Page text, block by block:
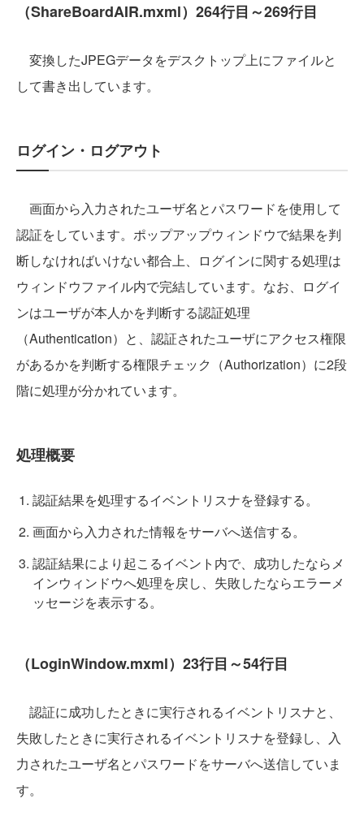
（ShareBoardAIR.mxml）264行目～269行目
変換したJPEGデータをデスクトップ上にファイルと
して書き出しています。
ログイン・ログアウト
画面から入力されたユーザ名とパスワードを使用して
認証をしています。ポップアップウィンドウで結果を判
断しなければいけない都合上、ログインに関する処理は
ウィンドウファイル内で完結しています。なお、ログイ
ンはユーザが本人かを判断する認証処理
（Authentication）と、認証されたユーザにアクセス権限
があるかを判断する権限チェック（Authorization）に2段
階に処理が分かれています。
処理概要
認証結果を処理するイベントリスナを登録する。
画面から入力された情報をサーバへ送信する。
認証結果により起こるイベント内で、成功したならメ
インウィンドウへ処理を戻し、失敗したならエラーメ
ッセージを表示する。
（LoginWindow.mxml）23行目～54行目
認証に成功したときに実行されるイベントリスナと、
失敗したときに実行されるイベントリスナを登録し、入
力されたユーザ名とパスワードをサーバへ送信していま
す。